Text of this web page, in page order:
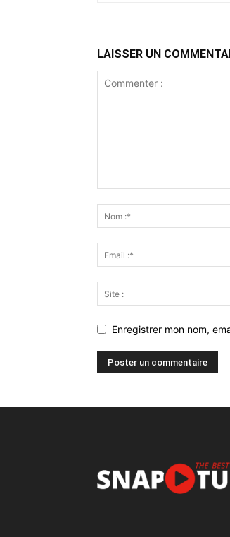
LAISSER UN
Enregistrer mon nom,